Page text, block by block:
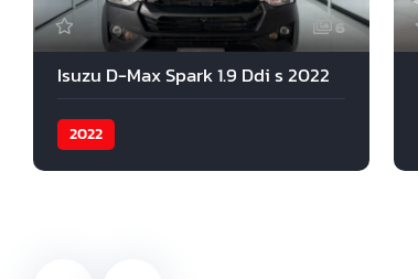
6
Isuzu D-Max Spark 1.9 Ddi s 2022
2022